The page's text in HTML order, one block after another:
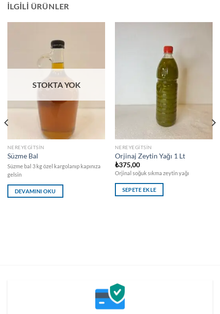
İLGILI ÜRÜNLER
STOKTA YOK
NEREYEGITSIN
Süzme Bal
Süzme bal 3 kg özel kargolanıp kapınıza
gelsin
DEVAMINI OKU
NEREYEGITSIN
Orjinaj Zeytin Yağı 1 Lt
₺375,00
Orjinal soğuk sıkma zeytin yağı
SEPETE EKLE